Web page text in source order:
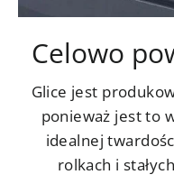
Celowo
Glice jest
ponieważ jest to
idealnej
rolkach i